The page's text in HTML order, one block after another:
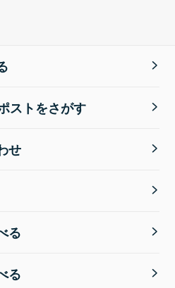
ストをさがす
せ
る
る